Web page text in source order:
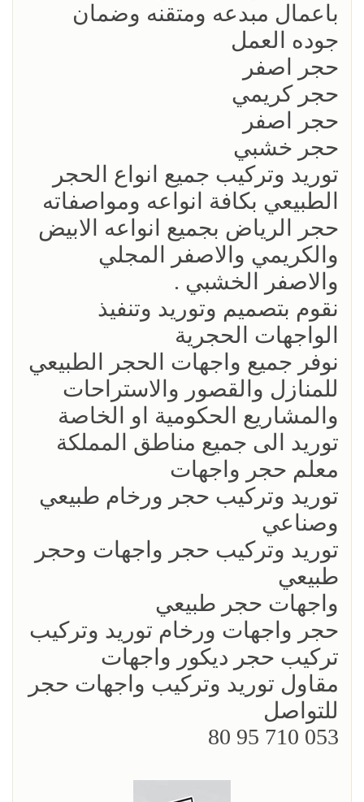
باعمال مبدعه ومتقنه وضمان
جوده العمل
حجر اصفر
حجر كريمي
حجر اصفر
حجر خشبي
توريد وتركيب جميع انواع الحجر
الطبيعي بكافة انواعه ومواصفاته
حجر الرياض بجميع انواعه الابيض
والكريمي والاصفر المجلي
والاصفر الخشبي .
نقوم بتصميم وتوريد وتنفيذ
الواجهات الحجرية
نوفر جميع واجهات الحجر الطبيعي
للمنازل والقصور والاستراحات
والمشاريع الحكومية او الخاصة
توريد الى جميع مناطق المملكة
معلم حجر واجهات
توريد وتركيب حجر ورخام طبيعي
وصناعي
توريد وتركيب حجر واجهات وحجر
طبيعي
واجهات حجر طبيعي
حجر واجهات ورخام توريد وتركيب
تركيب حجر ديكور واجهات
مقاول توريد وتركيب واجهات حجر
للتواصل
053 710 95 80